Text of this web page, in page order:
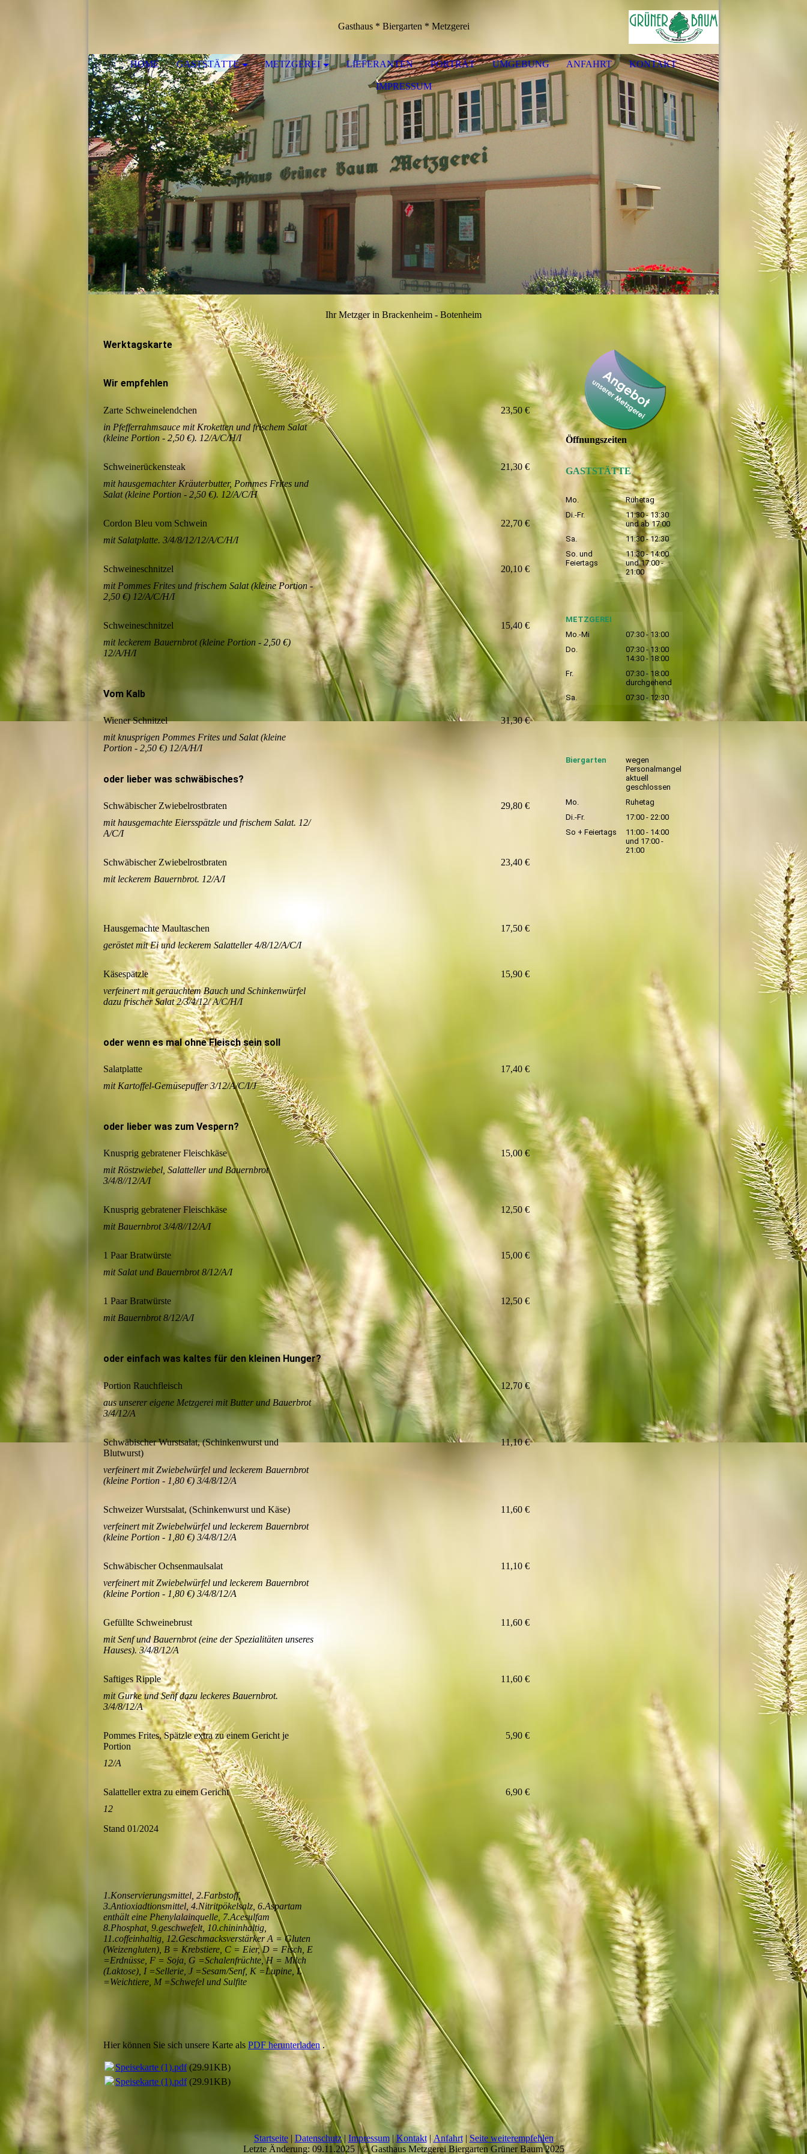
Gasthaus * Biergarten * Metzgerei
HOME GASTSTÄTTE METZGEREI LIEFERANTEN PORTRÄT UMGEBUNG ANFAHRT KONTAKT
IMPRESSUM
Ihr Metzger in Brackenheim - Botenheim
Werktagskarte
Wir empfehlen
Zarte Schweinelendchen
23,50 €
in Pfefferrahmsauce mit Kroketten und frischem Salat
(kleine Portion - 2,50 €). 12/A/C/H/I
Schweinerückensteak
21,30 €
mit hausgemachter Kräuterbutter, Pommes Frites und
Salat (kleine Portion - 2,50 €). 12/A/C/H
Cordon Bleu vom Schwein
22,70 €
mit Salatplatte. 3/4/8/12/12/A/C/H/I
Schweineschnitzel
20,10 €
mit Pommes Frites und frischem Salat (kleine Portion -
2,50 €) 12/A/C/H/I
Schweineschnitzel
15,40 €
mit leckerem Bauernbrot (kleine Portion - 2,50 €)
12/A/H/I
Vom Kalb
Wiener Schnitzel
31,30 €
mit knusprigen Pommes Frites und Salat (kleine
Portion - 2,50 €) 12/A/H/I
oder lieber was schwäbisches?
Schwäbischer Zwiebelrostbraten
29,80 €
mit hausgemachte Eiersspätzle und frischem Salat. 12/
A/C/I
Schwäbischer Zwiebelrostbraten
23,40 €
mit leckerem Bauernbrot. 12/A/I
Hausgemachte Maultaschen
17,50 €
geröstet mit Ei und leckerem Salatteller 4/8/12/A/C/I
Käsespätzle
15,90 €
verfeinert mit gerauchtem Bauch und Schinkenwürfel
dazu frischer Salat 2/3/4/12/ A/C/H/I
oder wenn es mal ohne Fleisch sein soll
Salatplatte
17,40 €
mit Kartoffel-Gemüsepuffer 3/12/A/C/I/J
oder lieber was zum Vespern?
Knusprig gebratener Fleischkäse
15,00 €
mit Röstzwiebel, Salatteller und Bauernbrot
3/4/8//12/A/I
Knusprig gebratener Fleischkäse
12,50 €
mit Bauernbrot 3/4/8//12/A/I
1 Paar Bratwürste
15,00 €
mit Salat und Bauernbrot 8/12/A/I
1 Paar Bratwürste
12,50 €
mit Bauernbrot 8/12/A/I
oder einfach was kaltes für den kleinen Hunger?
Portion Rauchfleisch
12,70 €
aus unserer eigene Metzgerei mit Butter und Bauerbrot
3/4/12/A
Schwäbischer Wurstsalat, (Schinkenwurst und
Blutwurst)
11,10 €
verfeinert mit Zwiebelwürfel und leckerem Bauernbrot
(kleine Portion - 1,80 €) 3/4/8/12/A
Schweizer Wurstsalat, (Schinkenwurst und Käse)
11,60 €
verfeinert mit Zwiebelwürfel und leckerem Bauernbrot
(kleine Portion - 1,80 €) 3/4/8/12/A
Schwäbischer Ochsenmaulsalat
11,10 €
verfeinert mit Zwiebelwürfel und leckerem Bauernbrot
(kleine Portion - 1,80 €) 3/4/8/12/A
Gefüllte Schweinebrust
11,60 €
mit Senf und Bauernbrot (eine der Spezialitäten unseres
Hauses). 3/4/8/12/A
Saftiges Ripple
11,60 €
mit Gurke und Senf dazu leckeres Bauernbrot.
3/4/8/12/A
Pommes Frites, Spätzle extra zu einem Gericht je
Portion
5,90 €
12/A
Salatteller extra zu einem Gericht
6,90 €
12
Stand 01/2024
1.Konservierungsmittel, 2.Farbstoff,
3.Antioxiadtionsmittel, 4.Nitritpökelsalz, 6.Aspartam
enthält eine Phenylalainquelle, 7.Acesulfam
8.Phosphat, 9.geschwefelt, 10.chininhaltig,
11.coffeinhaltig, 12.Geschmacksverstärker A = Gluten
(Weizengluten), B = Krebstiere, C = Eier, D = Fisch, E
=Erdnüsse, F = Soja, G =Schalenfrüchte, H = Milch
(Laktose), I =Sellerie, J =Sesam/Senf, K =Lupine, L
=Weichtiere, M =Schwefel und Sulfite
Hier können Sie sich unsere Karte als PDF herunterladen .
Speisekarte (1).pdf(29.91KB)
Speisekarte (1).pdf(29.91KB)
Öffnungszeiten
GASTSTÄTTE
Mo.
Ruhetag
Di.-Fr.
11:30 - 13:30
und ab 17:00
Sa.
11:30 - 12:30
So. und
Feiertags
11:30 - 14:00
und 17:00 -
21:00
METZGEREI
Mo.-Mi
07:30 - 13:00
Do.
07:30 - 13:00
14:30 - 18:00
Fr.
07:30 - 18:00
durchgehend
Sa.
07:30 - 12:30
Biergarten
wegen
Personalmangel
aktuell
geschlossen
Mo.
Ruhetag
Di.-Fr.
17:00 - 22:00
So + Feiertags
11:00 - 14:00
und 17:00 -
21:00
Startseite| Datenschutz| Impressum| Kontakt| Anfahrt| Seite weiterempfehlen
Letzte Änderung: 09.11.2025 | © Gasthaus Metzgerei Biergarten Grüner Baum 2025